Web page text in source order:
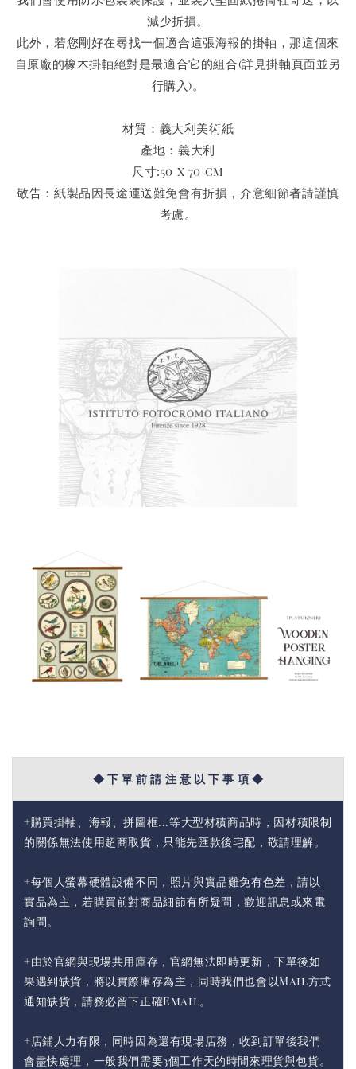
減少折損。
此外，若您剛好在尋找一個適合這張海報的掛軸，那這個來
自原廠的橡木掛軸絕對是最適合它的組合(詳見掛軸頁面並另
行購入)。
材質：義大利美術紙
產地：義大利
尺寸:50 x 70 cm
敬告：紙製品因長途運送難免會有折損，介意細節者請謹慎
考慮。
◆ 下 單 前 請 注 意 以 下 事 項 ◆
+購買掛軸、海報、拼圖框...等大型材積商品時，因材積限制
的關係無法使用超商取貨，只能先匯款後宅配，敬請理解。
+每個人螢幕硬體設備不同，照片與實品難免有色差，請以
實品為主，若購買前對商品細節有所疑問，歡迎訊息或來電
詢問。
+由於官網與現場共用庫存，官網無法即時更新，下單後如
果遇到缺貨，將以實際庫存為主，同時我們也會以Mail方式
通知缺貨，請務必留下正確Email。
+店鋪人力有限，同時因為還有現場店務，收到訂單後我們
會盡快處理，一般我們需要3個工作天的時間來理貨與包貨。